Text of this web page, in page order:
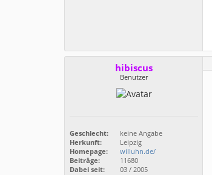
hibiscus
Benutzer
Geschlecht:
keine Angabe
Herkunft:
Leipzig
Homepage:
willuhn.de/
Beiträge:
11680
Dabei seit:
03 / 2005